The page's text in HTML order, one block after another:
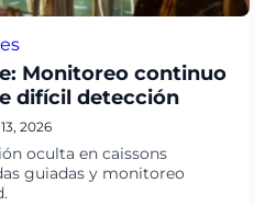
Monitoreo continuo
difícil detección
2026
oculta en caissons
guiadas y monitoreo